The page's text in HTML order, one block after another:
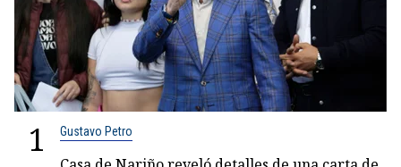
1 Gustavo Petro